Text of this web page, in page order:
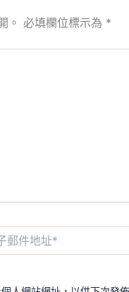
。 必填欄位標示為 *